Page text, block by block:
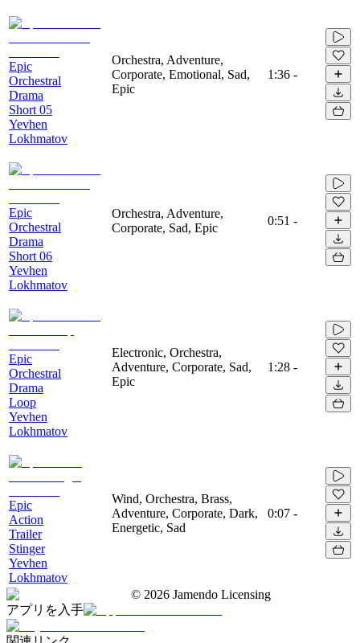
Epic
Orchestral
Drama
Short 05
Yevhen
Lokhmatov
Orchestra, Adventure,
Corporate, Emotional, Sad,
Epic
1:36 -
Epic
Orchestral
Drama
Short 06
Yevhen
Lokhmatov
Orchestra, Adventure,
Corporate, Sad, Epic
0:51 -
Epic
Orchestral
Drama
Loop
Yevhen
Lokhmatov
Electronic, Orchestra,
Adventure, Corporate, Sad,
Epic
1:28 -
Epic
Action
Trailer
Stinger
Yevhen
Lokhmatov
Wind, Orchestra, Brass,
Adventure, Corporate, Dark,
Energetic, Sad
0:07 -
© 2026 Jamendo Licensing
アプリを入手